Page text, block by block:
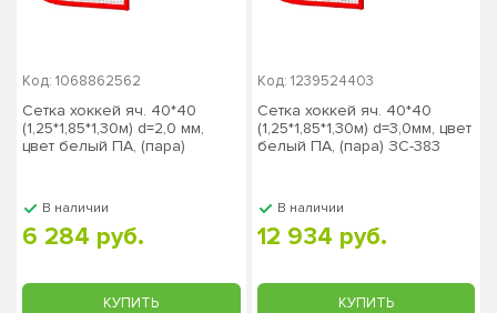
Код: 1068862562
Сетка хоккей яч. 40*40
(1,25*1,85*1,30м) d=2,0 мм,
цвет белый ПА, (пара)
В наличии
6 284 руб.
КУПИТЬ
Код: 1239524403
Сетка хоккей яч. 40*40
(1,25*1,85*1,30м) d=3,0мм, цвет
белый ПА, (пара) ЗС-383
В наличии
12 934 руб.
КУПИТЬ